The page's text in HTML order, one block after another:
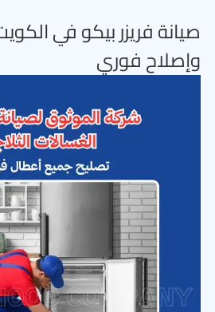
صيانة فريزر بيكو في
وإصلاح فوري